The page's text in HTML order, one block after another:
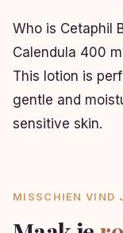
Who is Cetaphil
Calendula 400
This lotion is
gentle and
sensitive skin.
MISSCHIEN VIND